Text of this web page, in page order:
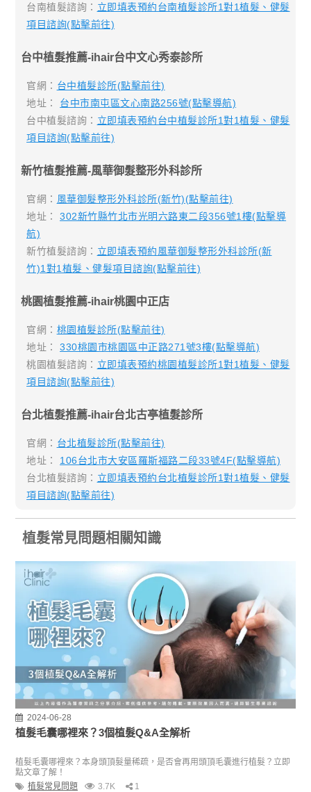
台南植髮諮詢： 立即填表預約台南植髮診所1對1植髮、健髮
項目諮詢(點擊前往)
台中植髮推薦-ihair台中文心秀泰診所
官網： 台中植髮診所(點擊前往)
地址： 台中市南屯區文心南路256號(點擊導航)
台中植髮諮詢： 立即填表預約台中植髮診所1對1植髮、健髮
項目諮詢(點擊前往)
新竹植髮推薦-風華御髮整形外科診所
官網： 風華御髮整形外科診所(新竹)(點擊前往)
地址：302新竹縣竹北市光明六路東二段356號1樓(點擊導
航)
新竹植髮諮詢： 立即填表預約風華御髮整形外科診所(新
竹)1對1植髮、健髮項目諮詢(點擊前往)
桃園植髮推薦-ihair桃園中正店
官網： 桃園植髮診所(點擊前往)
地址：330桃園市桃園區中正路271號3樓(點擊導航)
桃園植髮諮詢： 立即填表預約桃園植髮診所1對1植髮、健髮
項目諮詢(點擊前往)
台北植髮推薦-ihair台北古亭植髮診所
官網： 台北植髮診所(點擊前往)
地址： 106台北市大安區羅斯福路二段33號4F(點擊導航)
台北植髮諮詢： 立即填表預約台北植髮診所1對1植髮、健髮
項目諮詢(點擊前往)
植髮常見問題相關知識
2024-06-28
植髮毛囊哪裡來？3個植髮Q&A全解析
植髮毛囊哪裡來？本身頭頂髮量稀疏，是否會再用頭頂毛囊進行植髮？立即
點文章了解！
植髮常見問題
3.7K
1